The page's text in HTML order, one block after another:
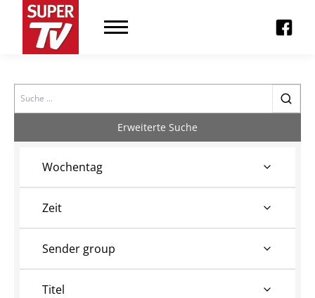
Search
Erweiterte Suche
Wochentag
Zeit
Sender group
Titel